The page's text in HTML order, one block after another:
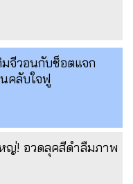
จีวอนกับช็อตแจก
คลับใจฟู
ญ่! อวดลุคสีดำลืมภาพ